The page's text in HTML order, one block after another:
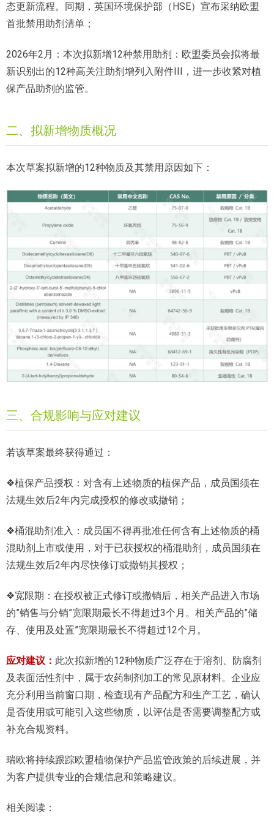
态更新流程。同期，英国环境保护部（HSE）宣布采纳欧盟
首批禁用助剂清单；
2026年2月：本次拟新增12种禁用助剂：欧盟委员会拟将最
新识别出的12种高关注助剂增列入附件III，进一步收紧对植
保产品助剂的监管。
二、拟新增物质概况
本次草案拟新增的12种物质及其禁用原因如下：
三、合规影响与应对建议
若该草案最终获得通过：
❖植保产品授权：对含有上述物质的植保产品，成员国须在
法规生效后2年内完成授权的修改或撤销；
❖桶混助剂准入：成员国不得再批准任何含有上述物质的桶
混助剂上市或使用，对于已获授权的桶混助剂，成员国须在
法规生效后2年内尽快修订或撤销其授权；
❖宽限期：在授权被正式修订或撤销后，相关产品进入市场
的”销售与分销”宽限期最长不得超过3个月。相关产品的”储
存、使用及处置”宽限期最长不得超过12个月。
应对建议： 此次拟新增的12种物质广泛存在于溶剂、防腐剂
及表面活性剂中，属于农药制剂加工的常见原材料。企业应
充分利用当前窗口期，检查现有产品配方和生产工艺，确认
是否使用或可能引入这些物质，以评估是否需要调整配方或
补充合规资料。
瑞欧将持续跟踪欧盟植物保护产品监管政策的后续进展，并
为客户提供专业的合规信息和策略建议。
相关阅读：